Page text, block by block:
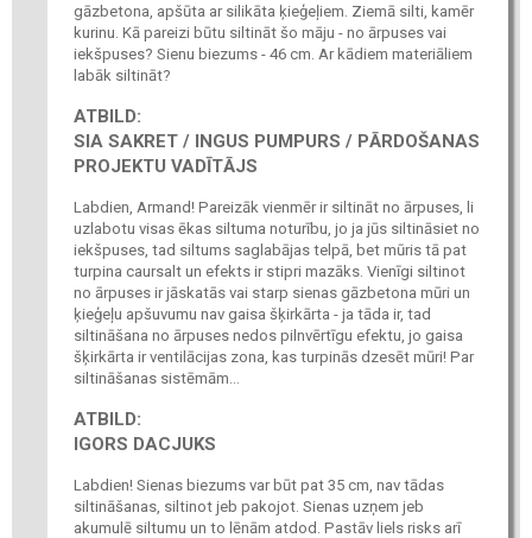
gāzbetona, apšūta ar silikāta ķieģeļiem. Ziemā silti, kamēr
kurinu. Kā pareizi būtu siltināt šo māju - no ārpuses vai
iekšpuses? Sienu biezums - 46 cm. Ar kādiem materiāliem
labāk siltināt?
ATBILD:
SIA SAKRET / INGUS PUMPURS / PĀRDOŠANAS
PROJEKTU VADĪTĀJS
Labdien, Armand! Pareizāk vienmēr ir siltināt no ārpuses, li
uzlabotu visas ēkas siltuma noturību, jo ja jūs siltināsiet no
iekšpuses, tad siltums saglabājas telpā, bet mūris tā pat
turpina caursalt un efekts ir stipri mazāks. Vienīgi siltinot
no ārpuses ir jāskatās vai starp sienas gāzbetona mūri un
ķieģeļu apšuvumu nav gaisa šķirkārta - ja tāda ir, tad
siltināšana no ārpuses nedos pilnvērtīgu efektu, jo gaisa
šķirkārta ir ventilācijas zona, kas turpinās dzesēt mūri! Par
siltināšanas sistēmām...
ATBILD:
IGORS DACJUKS
Labdien! Sienas biezums var būt pat 35 cm, nav tādas
siltināšanas, siltinot jeb pakojot. Sienas uzņem jeb
akumulē siltumu un to lēnām atdod. Pastāv liels risks arī